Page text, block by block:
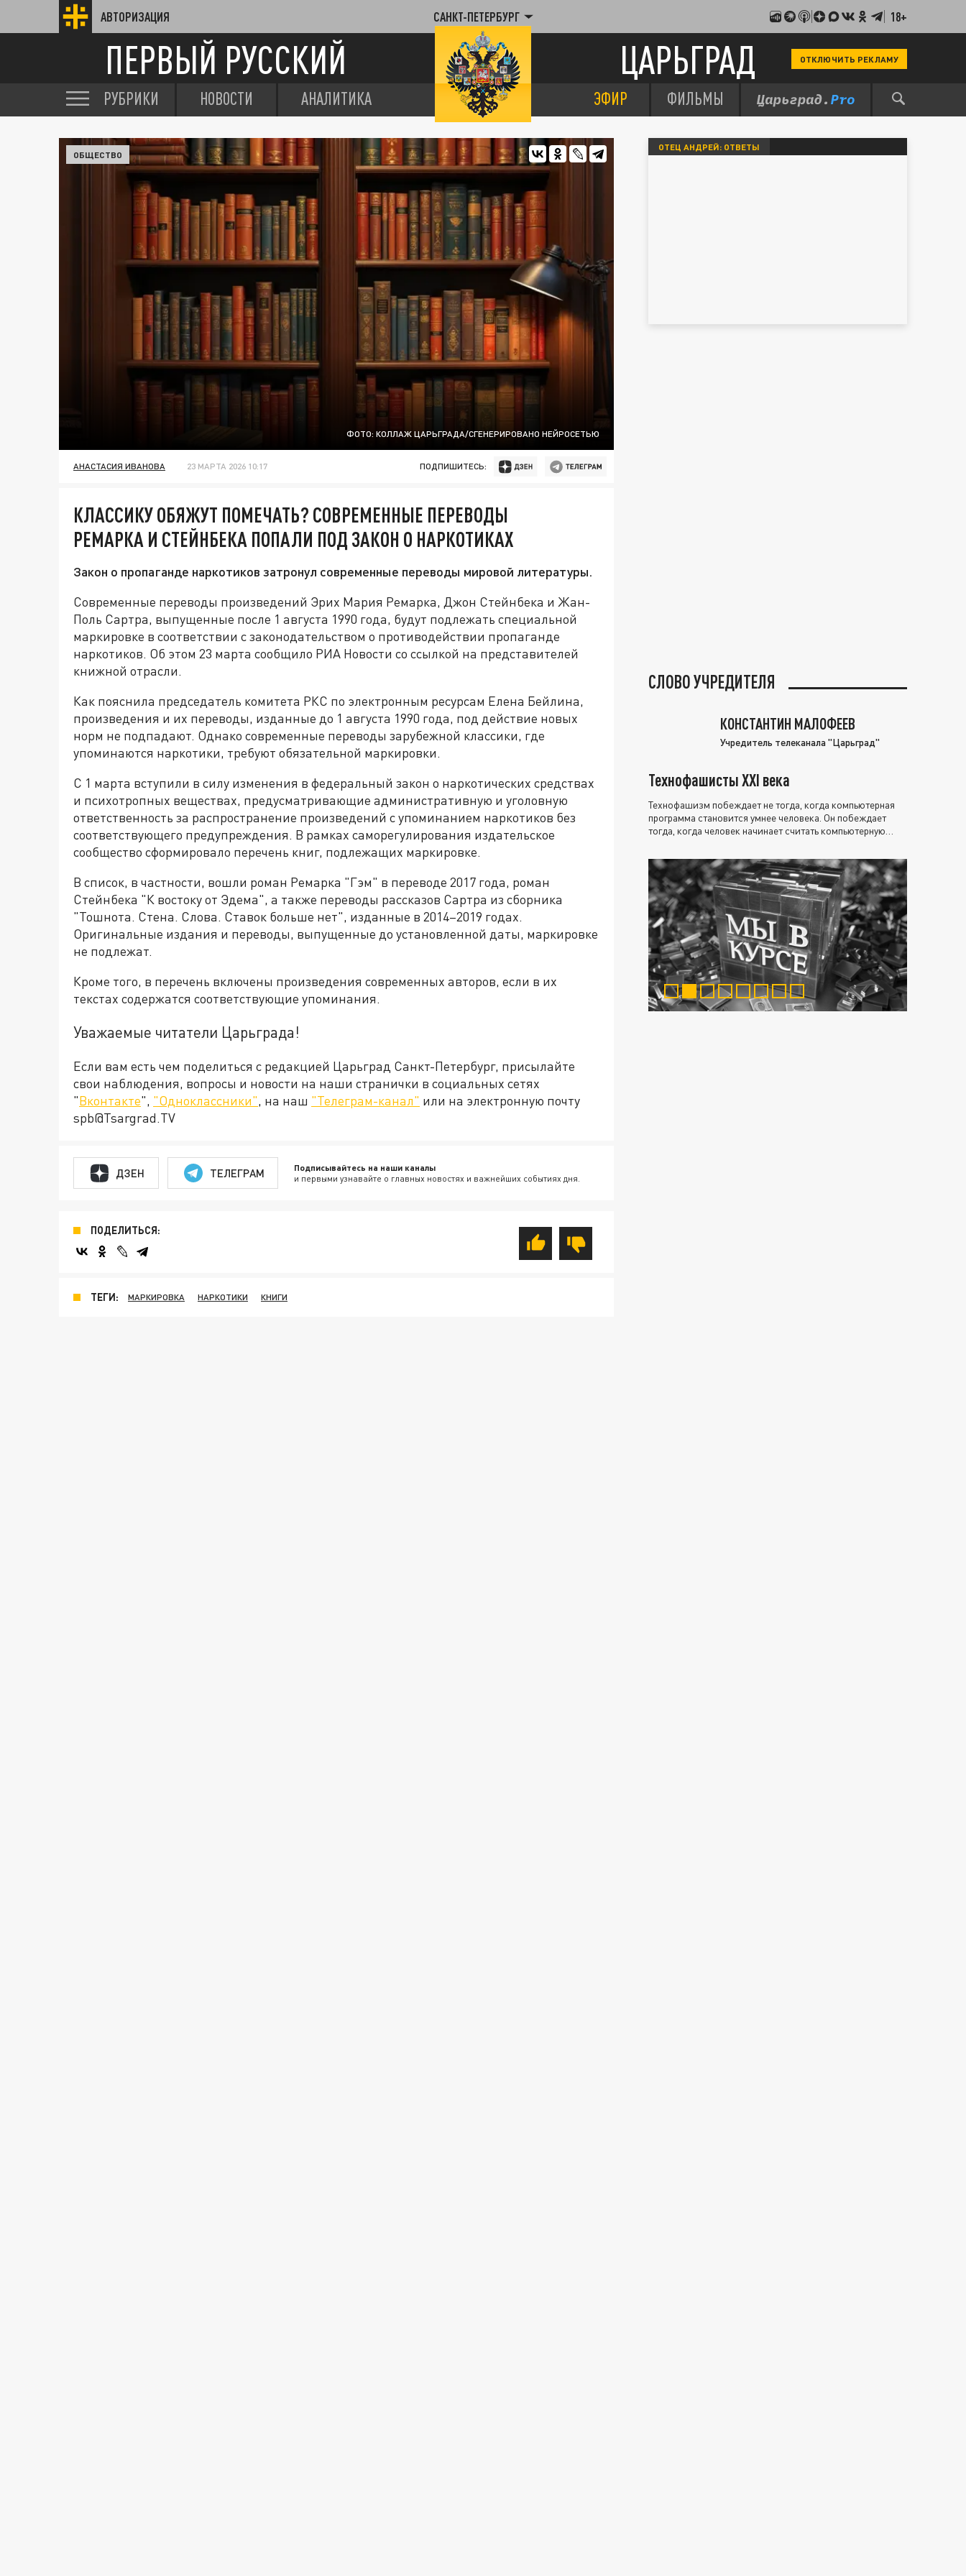
АВТОРИЗАЦИЯ САНКТ-ПЕТЕРБУРГ 18+
ПЕРВЫЙ РУССКИЙ ЦАРЬГРАД ОТКЛЮЧИТЬ РЕКЛАМУ
РУБРИКИ НОВОСТИ АНАЛИТИКА ЭФИР ФИЛЬМЫ
ФОТО: КОЛЛАЖ ЦАРЬГРАДА/СГЕНЕРИРОВАНО НЕЙРОСЕТЬЮ
ОБЩЕСТВО
АНАСТАСИЯ ИВАНОВА 23 МАРТА 2026 10:17 ПОДПИШИТЕСЬ:
КЛАССИКУ ОБЯЖУТ ПОМЕЧАТЬ? СОВРЕМЕННЫЕ ПЕРЕВОДЫ
РЕМАРКА И СТЕЙНБЕКА ПОПАЛИ ПОД ЗАКОН О НАРКОТИКАХ
Закон о пропаганде наркотиков затронул современные переводы мировой литературы.
Современные переводы произведений Эрих Мария Ремарка, Джон Стейнбека и Жан-
Поль Сартра, выпущенные после 1 августа 1990 года, будут подлежать специальной
маркировке в соответствии с законодательством о противодействии пропаганде
наркотиков. Об этом 23 марта сообщило РИА Новости со ссылкой на представителей
книжной отрасли.
Как пояснила председатель комитета РКС по электронным ресурсам Елена Бейлина,
произведения и их переводы, изданные до 1 августа 1990 года, под действие новых
норм не подпадают. Однако современные переводы зарубежной классики, где
упоминаются наркотики, требуют обязательной маркировки.
С 1 марта вступили в силу изменения в федеральный закон о наркотических средствах
и психотропных веществах, предусматривающие административную и уголовную
ответственность за распространение произведений с упоминанием наркотиков без
соответствующего предупреждения. В рамках саморегулирования издательское
сообщество сформировало перечень книг, подлежащих маркировке.
В список, в частности, вошли роман Ремарка "Гэм" в переводе 2017 года, роман
Стейнбека "К востоку от Эдема", а также переводы рассказов Сартра из сборника
"Тошнота. Стена. Слова. Ставок больше нет", изданные в 2014–2019 годах.
Оригинальные издания и переводы, выпущенные до установленной даты, маркировке
не подлежат.
Кроме того, в перечень включены произведения современных авторов, если в их
текстах содержатся соответствующие упоминания.
Уважаемые читатели Царьграда!
Если вам есть чем поделиться с редакцией Царьград Санкт-Петербург, присылайте
свои наблюдения, вопросы и новости на наши странички в социальных сетях
"Вконтакте", "Одноклассники", на наш "Телеграм-канал" или на электронную почту
spb@Tsargrad.TV
ДЗЕН ТЕЛЕГРАМ Подписывайтесь на наши каналы
и первыми узнавайте о главных новостях и важнейших событиях дня.
ПОДЕЛИТЬСЯ:
ТЕГИ: МАРКИРОВКА НАРКОТИКИ КНИГИ
ОТЕЦ АНДРЕЙ: ОТВЕТЫ
СЛОВО УЧРЕДИТЕЛЯ
КОНСТАНТИН МАЛОФЕЕВ
Учредитель телеканала "Царьград"
Технофашисты XXI века
Технофашизм побеждает не тогда, когда компьютерная
программа становится умнее человека. Он побеждает
тогда, когда человек начинает считать компьютерную